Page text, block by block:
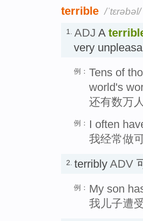
terrible /ˈtɛrəbəl/
1. ADJ A
very
例： Tens of
world's
还有数万
例：
I often
我经常做
2. terribly ADV
例： My son
我儿子遭